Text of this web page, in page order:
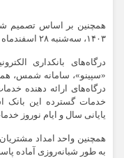
همچنین بر اساس تصمیم
۱۴۰۳، سه‌شنبه ۲۸ اسفندماه اعلام می‌شود.
درگاه‌های بانکداری
«سپینو»، سامانه شمس،
درگاه‌های ارائه دهنده
خدمات گسترده این بانک
یایانی سال و ایام نوروز
به طور شبانه‌روزی آماده